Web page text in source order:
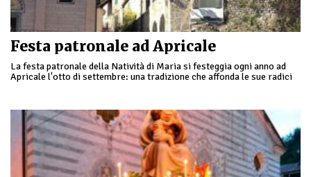
Festa patronale ad Apricale
La festa patronale della Natività di Maria si festeggia ogni anno ad
Apricale l'otto di settembre: una tradizione che affonda le sue radici